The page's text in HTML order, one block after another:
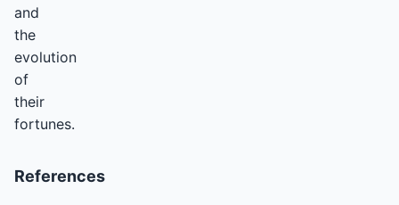
and
the
evolution
of
their
fortunes.
References